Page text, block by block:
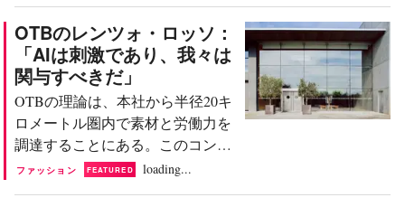
れている。」 アルマーニが著者ロ
ベルタ・フィリッピーニに託した
アイデア、打ち明け話、そして記
憶 物語は、戦争とその後の苦難を
乗り越えたイタリアの地方家族か
ら始まる。その後、舞台はミラノ
へ。若きアルマーニは、幸運と努
彼女は、6月15日にフィレンツェ
のポリモーダ・マニファットゥー
ラ・キャンパス前広場で開催され
た2026年卒業ショーで発表したコ
レクション「No longer human」で
この栄誉を手にした。ヴェンクシ
ュテルンは、同校のファッション
デザイン学士課程の卒業生であ
る。 コレクションの中心にあるの
OTBのレンツォ・ロッソ：
「AIは刺激であり、我々は
関与すべきだ」
OTBの理論は、本社から半径20キ
ロメートル圏内で素材と労働力を
調達することにある。このコンセ
プトは、「メイド・イン・イタリ
ファッション FEATURED loading...